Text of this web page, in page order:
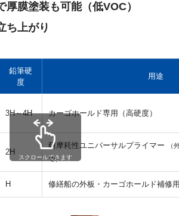
厚膜塗装も可能（低VOC）
ち上がり
鉛筆硬
度
用途
3H～4H カーゴホールド専用（高硬度）
2H
耐摩耗性ユニバーサルプライマー
（
で）
H 修繕船の外板・カーゴホールド補修
スクロールできます